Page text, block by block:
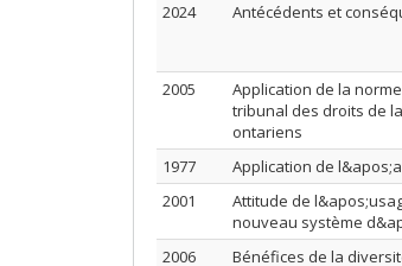
2024
Antécédents et
2005
Application de la
tribunal des droits de
ontariens
1977 Application de
2001
Attitude de
nouveau système
2006
Bénéfices de la